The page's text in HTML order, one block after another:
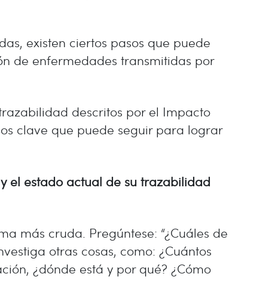
existen ciertos pasos que puede
de enfermedades transmitidas por
descritos por el Impacto
clave que puede seguir para lograr
el estado actual de su trazabilidad
más cruda. Pregúntese: “¿Cuáles de
otras cosas, como: ¿Cuántos
¿dónde está y por qué? ¿Cómo